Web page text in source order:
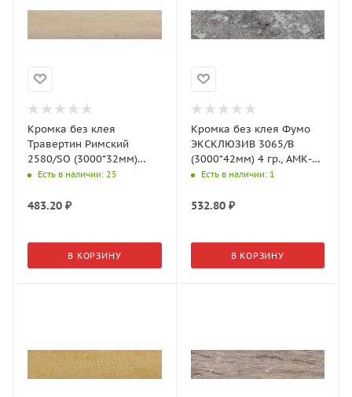
Кромка без клея
Травертин Римский
2580/SО (3000*32мм)
CRYSTAL, АМК-Троя
Есть в наличии: 25
483.20 ₽
В КОРЗИНУ
Кромка без клея Фумо
ЭКСКЛЮЗИВ 3065/B
(3000*42мм) 4 гр., АМК-
ТрояЕсть в наличии: 1
532.80₽
В КОРЗИНУ